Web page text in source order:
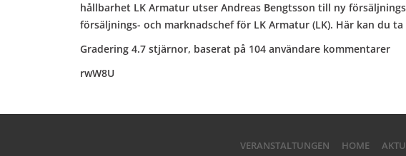
hållbarhet LK Armatur utser Andreas Bengtsson till ny
försäljnings- och marknadschef för LK Armatur (LK). Här kan du
Gradering 4.7 stjärnor, baserat på 104 användare kommentarer
rwW8U
VERANSTALTUNGEN HOME